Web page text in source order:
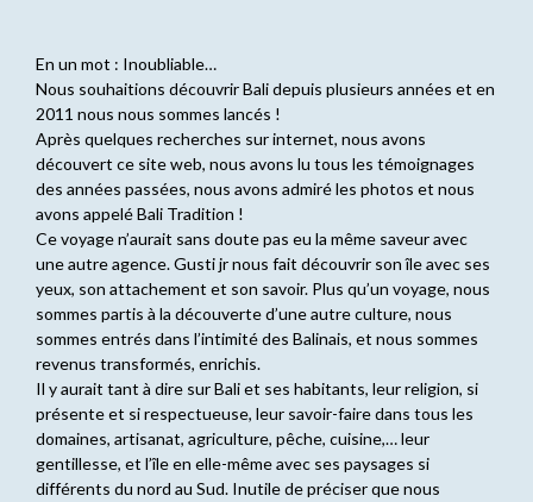
En un mot : Inoubliable…
Nous souhaitions découvrir Bali depuis plusieurs années et en
2011 nous nous sommes lancés !
Après quelques recherches sur internet, nous avons
découvert ce site web, nous avons lu tous les témoignages
des années passées, nous avons admiré les photos et nous
avons appelé Bali Tradition !
Ce voyage n’aurait sans doute pas eu la même saveur avec
une autre agence. Gusti jr nous fait découvrir son île avec ses
yeux, son attachement et son savoir. Plus qu’un voyage, nous
sommes partis à la découverte d’une autre culture, nous
sommes entrés dans l’intimité des Balinais, et nous sommes
revenus transformés, enrichis.
Il y aurait tant à dire sur Bali et ses habitants, leur religion, si
présente et si respectueuse, leur savoir-faire dans tous les
domaines, artisanat, agriculture, pêche, cuisine,… leur
gentillesse, et l’île en elle-même avec ses paysages si
différents du nord au Sud. Inutile de préciser que nous